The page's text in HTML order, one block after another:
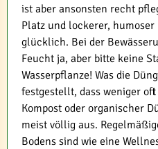
ist aber ansonsten recht
Platz und lockerer,
glücklich. Bei der
Feucht ja, aber bitte keine
Wasserpflanze! Was die
festgestellt, dass weniger
Kompost oder organischer
meist völlig aus.
Bodens sind wie eine